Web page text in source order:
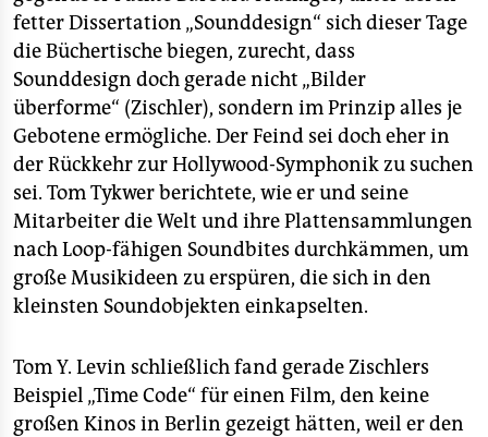
fetter Dissertation „Sounddesign“ sich dieser Tage
die Büchertische biegen, zurecht, dass
Sounddesign doch gerade nicht „Bilder
überforme“ (Zischler), sondern im Prinzip alles je
Gebotene ermögliche. Der Feind sei doch eher in
der Rückkehr zur Hollywood-Symphonik zu suchen
sei. Tom Tykwer berichtete, wie er und seine
Mitarbeiter die Welt und ihre Plattensammlungen
nach Loop-fähigen Soundbites durchkämmen, um
große Musikideen zu erspüren, die sich in den
kleinsten Soundobjekten einkapselten.
Tom Y. Levin schließlich fand gerade Zischlers
Beispiel „Time Code“ für einen Film, den keine
großen Kinos in Berlin gezeigt hätten, weil er den